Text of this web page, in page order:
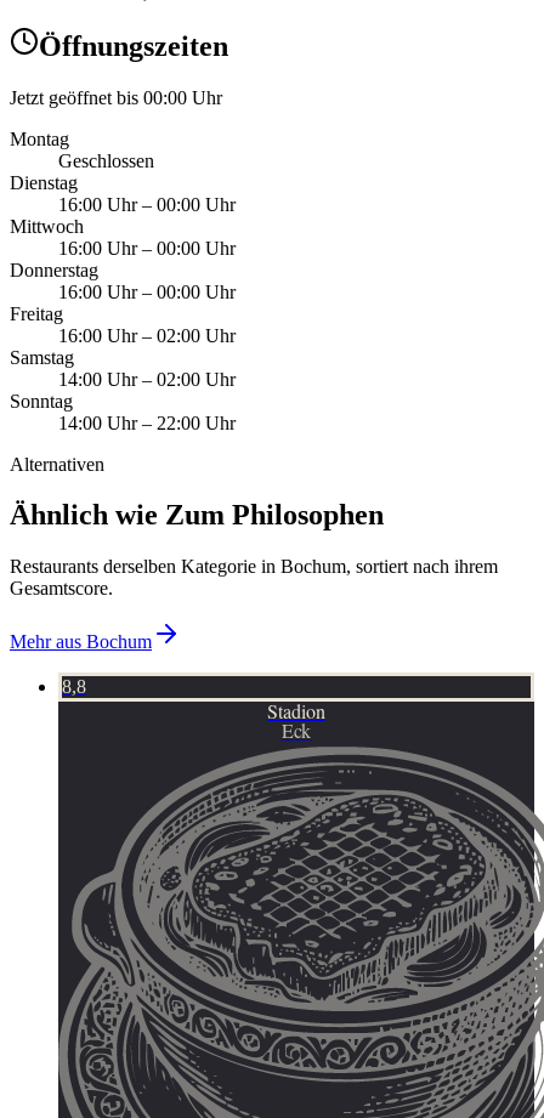
Öffnungszeiten
Jetzt geöffnet bis 00:00 Uhr
Montag
Geschlossen
Dienstag
16:00 Uhr– 00:00 Uhr
Mittwoch
16:00 Uhr– 00:00 Uhr
Donnerstag
16:00 Uhr– 00:00 Uhr
Freitag
16:00 Uhr– 02:00 Uhr
Samstag
14:00 Uhr– 02:00 Uhr
Sonntag
14:00 Uhr– 22:00 Uhr
Alternativen
Ähnlich wie Zum Philosophen
Restaurants derselben Kategorie in Bochum, sortiert nach ihrem
Gesamtscore.
Mehr aus Bochum
8,8
Stadion
Eck